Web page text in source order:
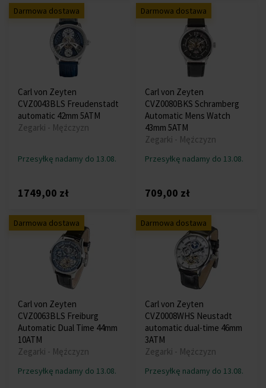
Darmowa dostawa
Carl von Zeyten
CVZ0043BLS Freudenstadt
automatic 42mm 5ATM
Zegarki - Mężczyzn
Przesyłkę nadamy do 13.08.
1749,00 zł
Darmowa dostawa
Carl von Zeyten
CVZ0080BKS Schramberg
Automatic Mens Watch
43mm 5ATM
Zegarki - Mężczyzn
Przesyłkę nadamy do 13.08.
709,00 zł
Darmowa dostawa
Carl von Zeyten
CVZ0063BLS Freiburg
Automatic Dual Time 44mm
10ATM
Zegarki - Mężczyzn
Przesyłkę nadamy do 13.08.
Darmowa dostawa
Carl von Zeyten
CVZ0008WHS Neustadt
automatic dual-time 46mm
3ATM
Zegarki - Mężczyzn
Przesyłkę nadamy do 13.08.